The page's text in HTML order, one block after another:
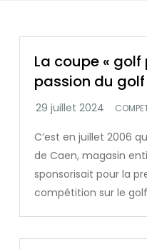
La coupe «
passion du golf
C’est en juillet 2006
de Caen, magasin
sponsorisait pour la
compétition sur le